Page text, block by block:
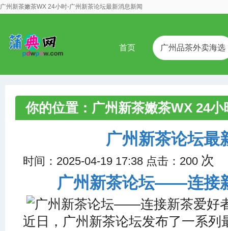
广州新茶嫩茶WX 24小时-广州新茶论坛最新消息新闻
首页 广州品茶外卖海选
你的位置： 广州新茶嫩茶WX 24小
州新茶论坛最新消息新闻
广州新茶论坛最
时间：2025-04-19 17:38 点击：200 次
广州新茶论坛——连接
近日，广州新茶论坛发布了一系列